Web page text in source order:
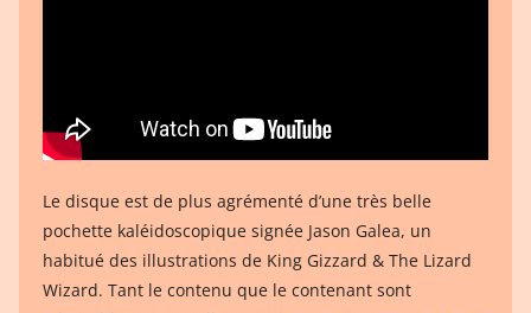
Le disque est de plus agrémenté d’une très belle
pochette kaléidoscopique signée Jason Galea, un
habitué des illustrations de King Gizzard & The Lizard
Wizard. Tant le contenu que le contenant sont